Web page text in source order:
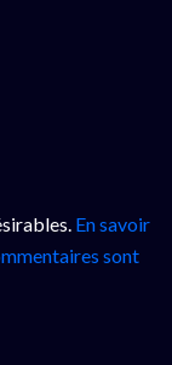
En savoir
sont